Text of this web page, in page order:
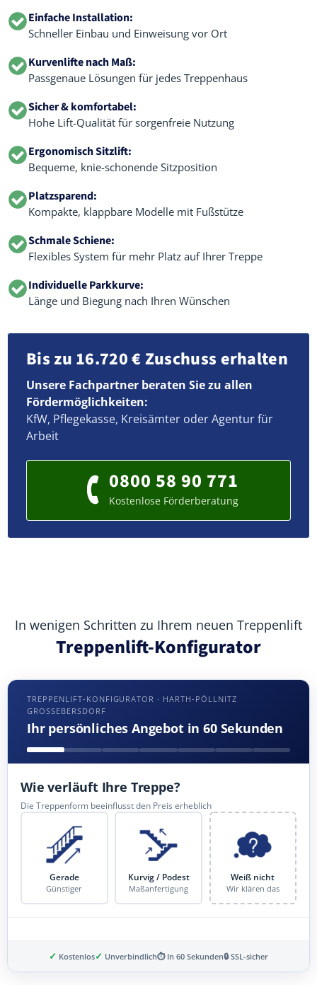
Einfache Installation:
Schneller Einbau und Einweisung vor Ort
Kurvenlifte nach Maß:
Passgenaue Lösungen für jedes Treppenhaus
Sicher & komfortabel:
Hohe Lift-Qualität für sorgenfreie Nutzung
Ergonomisch Sitzlift:
Bequeme, knie-schonende Sitzposition
Platzsparend:
Kompakte, klappbare Modelle mit Fußstütze
Schmale Schiene:
Flexibles System für mehr Platz auf Ihrer Treppe
Individuelle Parkkurve:
Länge und Biegung nach Ihren Wünschen
Bis zu 16.720 € Zuschuss erhalten
Unsere Fachpartner beraten Sie zu allen
Fördermöglichkeiten:
KfW, Pflegekasse, Kreisämter oder Agentur für
Arbeit
0800 58 90 771
Kostenlose Förderberatung
In wenigen Schritten zu Ihrem neuen Treppenlift
Treppenlift-Konfigurator
TREPPENLIFT-KONFIGURATOR · HARTH-PÖLLNITZ
GROSSEBERSDORF
Ihr persönliches Angebot in 60 Sekunden
Wie verläuft Ihre Treppe?
Die Treppenform beeinflusst den Preis erheblich
Gerade
Günstiger
Kurvig / Podest
Maßanfertigung
Weiß nicht
Wir klären das
✓ Kostenlos✓ Unverbindlich⏱ In 60 Sekunden🔒 SSL-sicher